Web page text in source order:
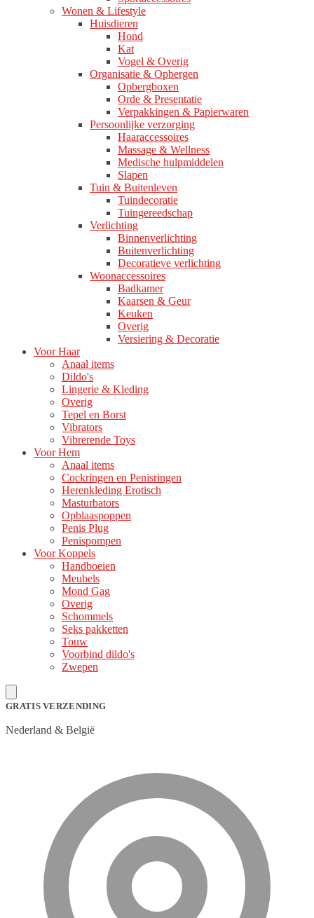
Wonen & Lifestyle
Huisdieren
Hond
Kat
Vogel & Overig
Organisatie & Opbergen
Opbergboxen
Orde & Presentatie
Verpakkingen & Papierwaren
Persoonlijke verzorging
Haaraccessoires
Massage & Wellness
Medische hulpmiddelen
Slapen
Tuin & Buitenleven
Tuindecoratie
Tuingereedschap
Verlichting
Binnenverlichting
Buitenverlichting
Decoratieve verlichting
Woonaccessoires
Badkamer
Kaarsen & Geur
Keuken
Overig
Versiering & Decoratie
Voor Haar
Anaal items
Dildo's
Lingerie & Kleding
Overig
Tepel en Borst
Vibrators
Vibrerende Toys
Voor Hem
Anaal items
Cockringen en Penisringen
Herenkleding Erotisch
Masturbators
Opblaaspoppen
Penis Plug
Penispompen
Voor Koppels
Handboeien
Meubels
Mond Gag
Overig
Schommels
Seks pakketten
Touw
Voorbind dildo's
Zwepen
GRATIS VERZENDING
Nederland & België